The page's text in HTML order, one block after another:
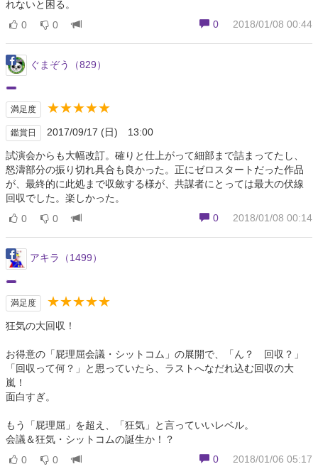
れないと困る。
0
2018/01/08 00:44
0 0
ぐまぞう（829）
満足度 ★★★★★
鑑賞日 2017/09/17 (日) 13:00
試演会からも大幅改訂。確りと仕上がって細部まで詰まってたし、
怒濤部分の振り切れ具合も良かった。正にゼロスタートだった作品
が、最終的に此処まで収斂する様が、共謀者にとっては最大の伏線
回収でした。楽しかった。
0
2018/01/08 00:14
0 0
アキラ（1499）
満足度 ★★★★★
狂気の大回収！
お得意の「屁理屈会議・シットコム」の展開で、「ん？ 回収？」
「回収って何？」と思っていたら、ラストへなだれ込む回収の大
嵐！
面白すぎ。
もう「屁理屈」を超え、「狂気」と言っていいレベル。
会議＆狂気・シットコムの誕生か！？
0
2018/01/06 05:17
0 0